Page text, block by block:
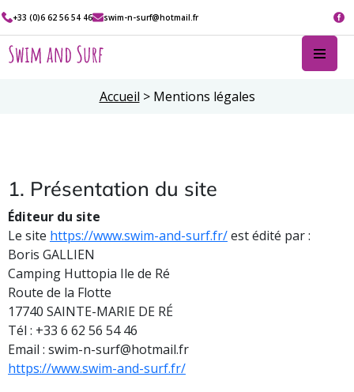
+33 (0)6 62 56 54 46 swim-n-surf@hotmail.fr
Accueil > Mentions légales
1. Présentation du site
Éditeur du site
Le site https://www.swim-and-surf.fr/est édité par :
Boris GALLIEN
Camping Huttopia Ile de Ré
Route de la Flotte
17740 SAINTE-MARIE DE RÉ
Tél : +33 6 62 56 54 46
Email : swim-n-surf@hotmail.fr
https://www.swim-and-surf.fr/